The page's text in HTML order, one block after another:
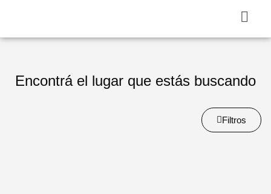
Encontrá el lugar que estás buscando
Filtros